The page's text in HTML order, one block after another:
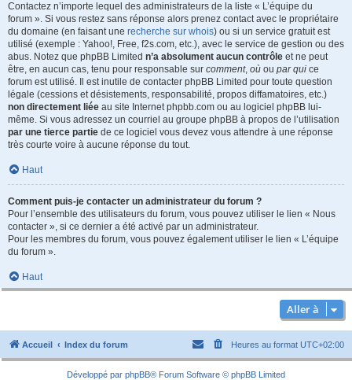
Contactez n’importe lequel des administrateurs de la liste « L’équipe du
forum ». Si vous restez sans réponse alors prenez contact avec le propriétaire
du domaine (en faisant une recherche sur whois) ou si un service gratuit est
utilisé (exemple : Yahoo!, Free, f2s.com, etc.), avec le service de gestion ou des
abus. Notez que phpBB Limited n’a absolument aucun contrôle et ne peut
être, en aucun cas, tenu pour responsable sur comment, où ou par qui ce
forum est utilisé. Il est inutile de contacter phpBB Limited pour toute question
légale (cessions et désistements, responsabilité, propos diffamatoires, etc.)
non directement liée au site Internet phpbb.com ou au logiciel phpBB lui-
même. Si vous adressez un courriel au groupe phpBB à propos de l’utilisation
par une tierce partie de ce logiciel vous devez vous attendre à une réponse
très courte voire à aucune réponse du tout.
Haut
Comment puis-je contacter un administrateur du forum ?
Pour l’ensemble des utilisateurs du forum, vous pouvez utiliser le lien « Nous
contacter », si ce dernier a été activé par un administrateur.
Pour les membres du forum, vous pouvez également utiliser le lien « L’équipe
du forum ».
Haut
Aller à
Accueil Index du forum Heures au format UTC+02:00
Développé par phpBB® Forum Software © phpBB Limited